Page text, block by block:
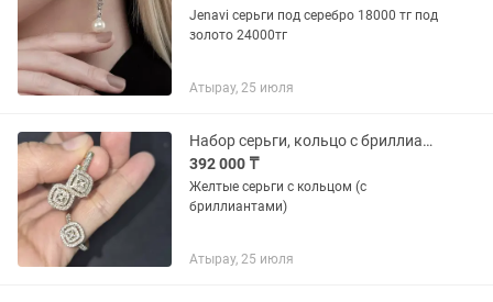
Jenavi серьги под серебро 18000 тг под
золото 24000тг
Атырау, 25 июля
Набор серьги, кольцо с бриллиантами.
392 000 ₸
Желтые серьги с кольцом (с
бриллиантами)
Атырау, 25 июля